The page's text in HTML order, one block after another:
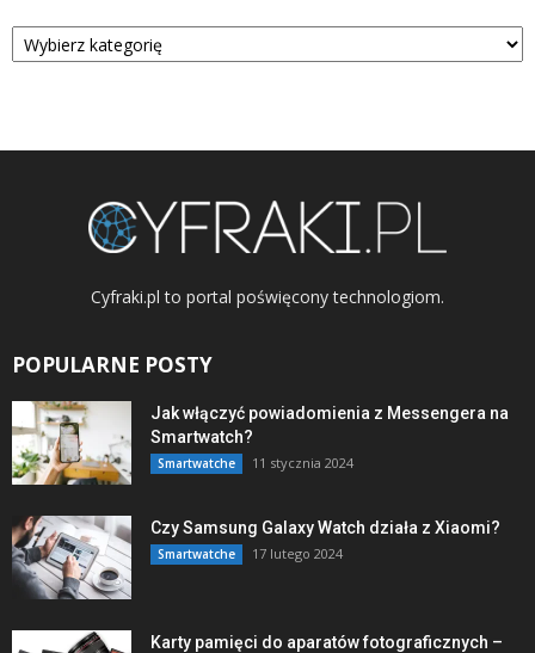
Kategorie
Cyfraki.pl to portal poświęcony technologiom.
POPULARNE POSTY
Jak włączyć powiadomienia z Messengera na
Smartwatch?
Smartwatche 11 stycznia 2024
Czy Samsung Galaxy Watch działa z Xiaomi?
Smartwatche 17 lutego 2024
Karty pamięci do aparatów fotograficznych –